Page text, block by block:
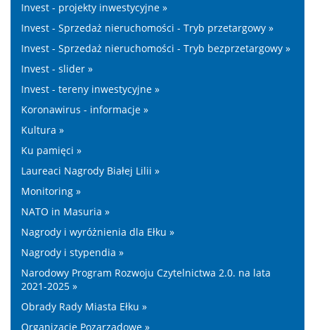
Invest - projekty inwestycyjne »
Invest - Sprzedaż nieruchomości - Tryb przetargowy »
Invest - Sprzedaż nieruchomości - Tryb bezprzetargowy »
Invest - slider »
Invest - tereny inwestycyjne »
Koronawirus - informacje »
Kultura »
Ku pamięci »
Laureaci Nagrody Białej Lilii »
Monitoring »
NATO in Masuria »
Nagrody i wyróżnienia dla Ełku »
Nagrody i stypendia »
Narodowy Program Rozwoju Czytelnictwa 2.0. na lata
2021-2025 »
Obrady Rady Miasta Ełku »
Organizacje Pozarządowe »